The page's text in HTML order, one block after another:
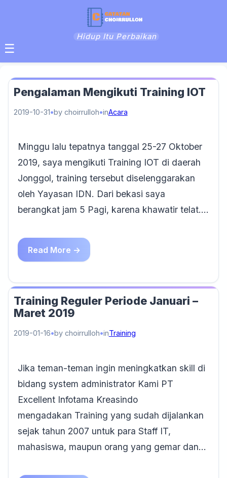
Hidup Itu Perbaikan
☰
Pengalaman Mengikuti Training IOT
2019-10-31 by choirrulloh inAcara
Minggu lalu tepatnya tanggal 25-27 Oktober
2019, saya mengikuti Training IOT di daerah
Jonggol, training tersebut diselenggarakan
oleh Yayasan IDN. Dari bekasi saya
berangkat jam 5 Pagi, karena khawatir telat….
Read More →
Training Reguler Periode Januari –
Maret 2019
2019-01-16 by choirrulloh inTraining
Jika teman-teman ingin meningkatkan skill di
bidang system administrator Kami PT
Excellent Infotama Kreasindo
mengadakan Training yang sudah dijalankan
sejak tahun 2007 untuk para Staff IT,
mahasiswa, maupun orang yang gemar dan…